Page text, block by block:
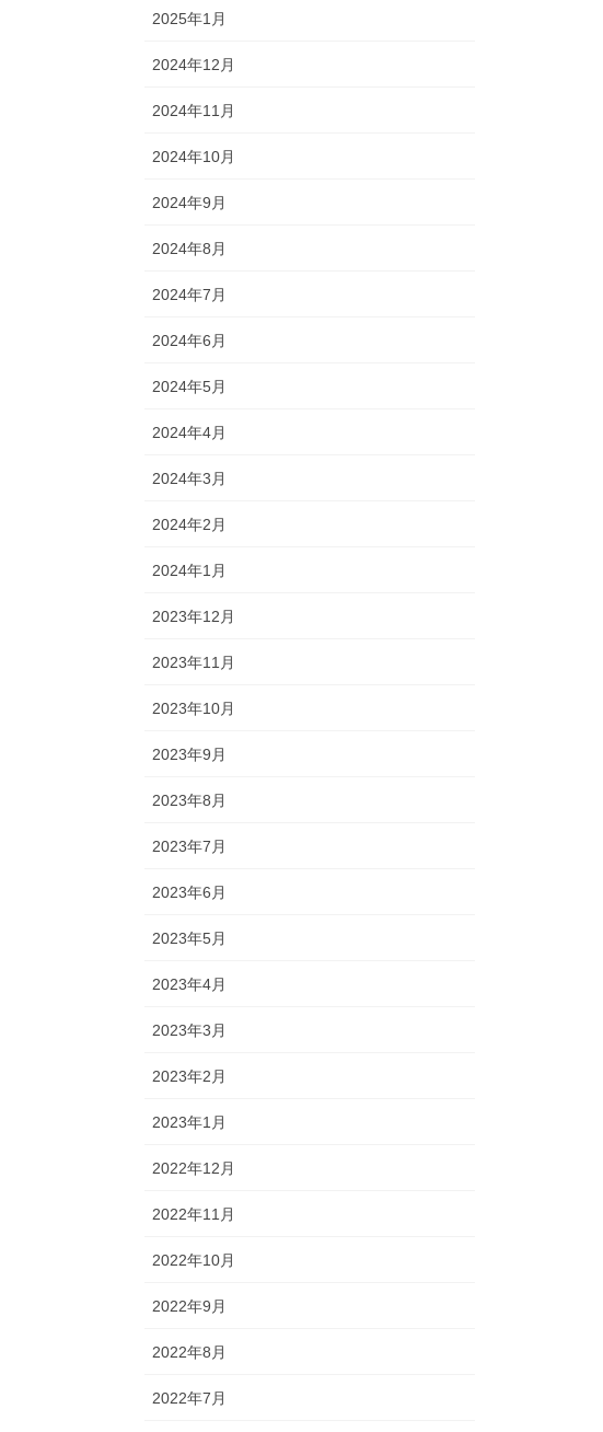
2025年1月
2024年12月
2024年11月
2024年10月
2024年9月
2024年8月
2024年7月
2024年6月
2024年5月
2024年4月
2024年3月
2024年2月
2024年1月
2023年12月
2023年11月
2023年10月
2023年9月
2023年8月
2023年7月
2023年6月
2023年5月
2023年4月
2023年3月
2023年2月
2023年1月
2022年12月
2022年11月
2022年10月
2022年9月
2022年8月
2022年7月